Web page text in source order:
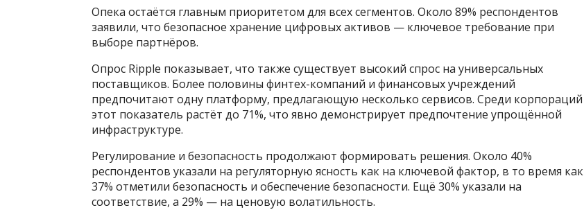
Опека остаётся главным приоритетом для всех сегментов. Около 89% респондентов
заявили, что безопасное хранение цифровых активов — ключевое требование при
выборе партнёров.
Опрос Ripple показывает, что также существует высокий спрос на универсальных
поставщиков. Более половины финтех-компаний и финансовых учреждений
предпочитают одну платформу, предлагающую несколько сервисов. Среди корпораций
этот показатель растёт до 71%, что явно демонстрирует предпочтение упрощённой
инфраструктуре.
Регулирование и безопасность продолжают формировать решения. Около 40%
респондентов указали на регуляторную ясность как на ключевой фактор, в то время как
37% отметили безопасность и обеспечение безопасности. Ещё 30% указали на
соответствие, а 29% — на ценовую волатильность.